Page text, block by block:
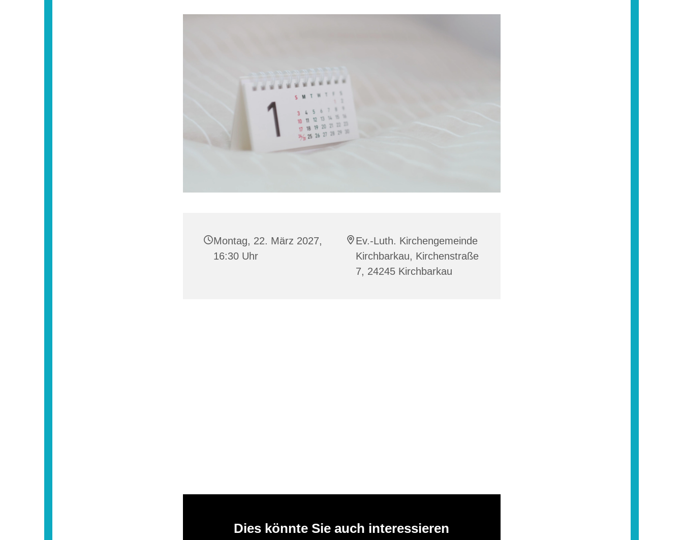
Montag, 22. März 2027,
16:30 Uhr
Ev.-Luth. Kirchengemeinde
Kirchbarkau, Kirchenstraße
7, 24245 Kirchbarkau
Dies könnte Sie auch interessieren